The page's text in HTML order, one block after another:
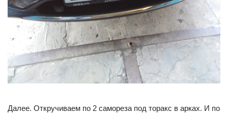
Далее. Откручиваем по 2 самореза под торакс в арках. И по